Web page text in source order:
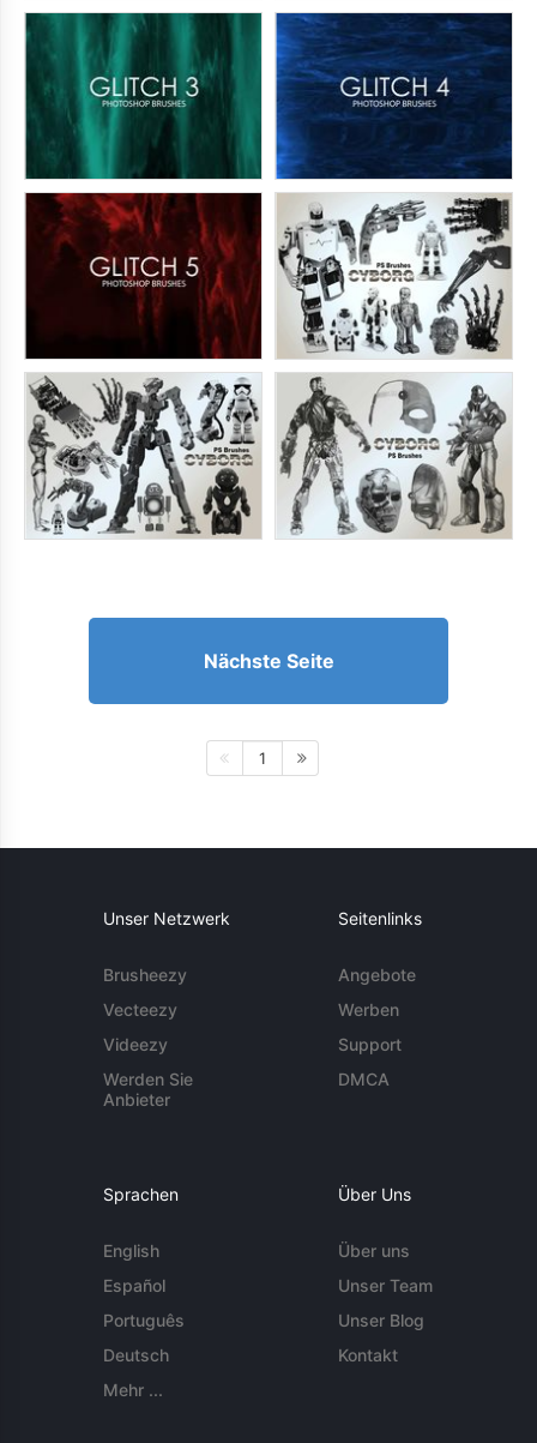
Nächste Seite
1
Unser Netzwerk
Brusheezy
Vecteezy
Videezy
Werden Sie
Anbieter
Seitenlinks
Angebote
Werben
Support
DMCA
Sprachen
English
Español
Português
Deutsch
Mehr ...
Über Uns
Über uns
Unser Team
Unser Blog
Kontakt